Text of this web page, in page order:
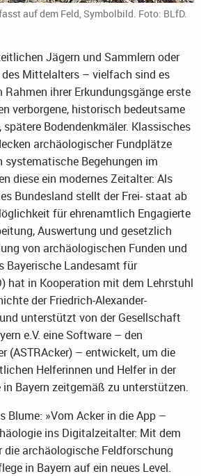
auf dem Feld, Symbolbild. Foto: BLfD.
Jägern und Sammlern oder
des Mittelalters – vielfach sind es
Rahmen ihrer Erkundungsgänge erste
verborgene, historisch bedeutsame
spätere Bodendenkmäler. Klassisches
archäologischer Fundplätze
systematische Begehungen im
diese ein modernes Zeitalter: Als
Bundesland stellt der Frei- staat ab
für ehrenamtlich Engagierte
Auswertung und gesetzlich
von archäologischen Funden und
Bayerische Landesamt für
hat in Kooperation mit dem Lehrstuhl
der Friedrich-Alexander-
unterstützt von der Gesellschaft
e.V. eine Software – den
(ASTRAcker) – entwickelt, um die
Helferinnen und Helfer in der
Bayern zeitgemäß zu unterstützen.
Blume: »Vom Acker in die App –
ins Digitalzeitalter: Mit dem
die archäologische Feldforschung
in Bayern auf ein neues Level.